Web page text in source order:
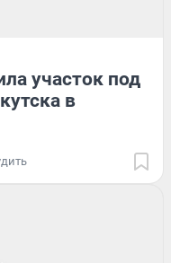
участок под
в